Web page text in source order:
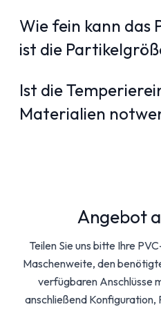
Wie fein kann das
ist die
Ist die
Materialien
Angebot
Teilen Sie uns bitte Ihre
Maschenweite, den
verfügbaren Anschlüsse
anschließend